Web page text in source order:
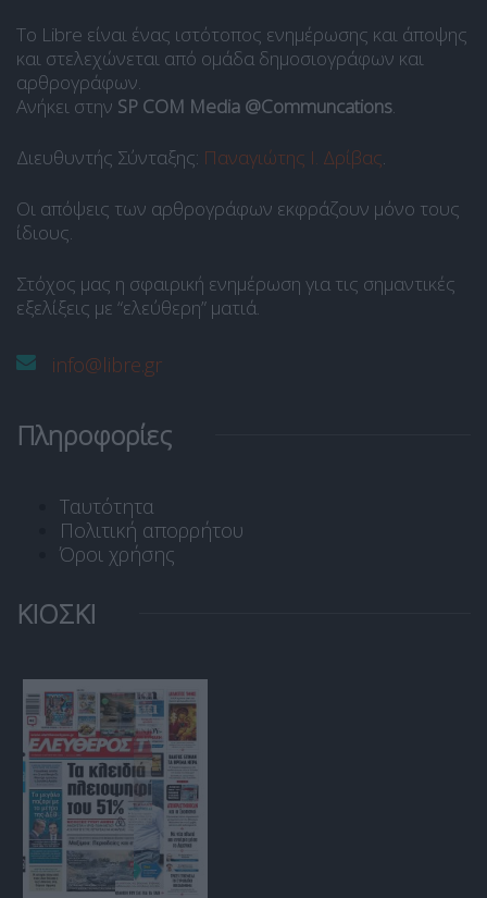
Το Libre είναι ένας ιστότοπος ενημέρωσης και άποψης
και στελεχώνεται από ομάδα δημοσιογράφων και
αρθρογράφων.
Ανήκει στην SP COM Media @Communcations.
Διευθυντής Σύνταξης: Παναγιώτης Ι. Δρίβας.
Οι απόψεις των αρθρογράφων εκφράζουν μόνο τους
ίδιους.
Στόχος μας η σφαιρική ενημέρωση για τις σημαντικές
εξελίξεις με “ελεύθερη” ματιά.
info@libre.gr
Πληροφορίες
Ταυτότητα
Πολιτική απορρήτου
Όροι χρήσης
ΚΙΟΣΚΙ